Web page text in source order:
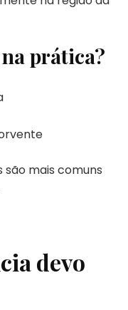
prática?
são mais comuns
devo